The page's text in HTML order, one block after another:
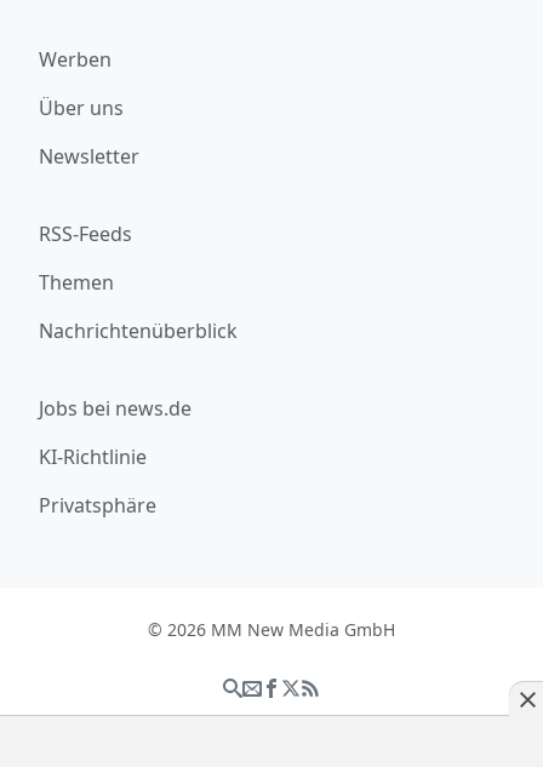
Werben
Über uns
Newsletter
RSS-Feeds
Themen
Nachrichtenüberblick
Jobs bei news.de
KI-Richtlinie
Privatsphäre
© 2026 MM New Media GmbH